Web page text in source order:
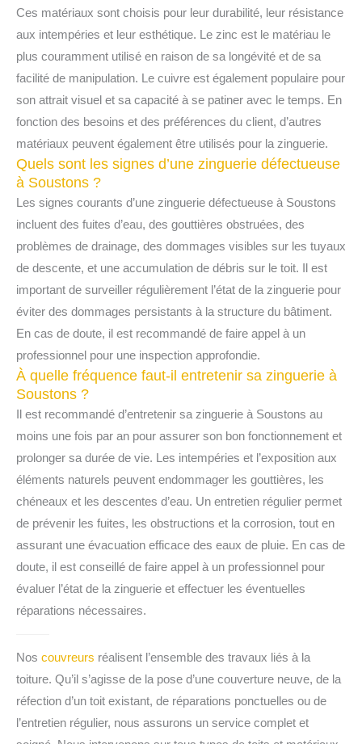
Ces matériaux sont choisis pour leur durabilité, leur résistance
aux intempéries et leur esthétique. Le zinc est le matériau le
plus couramment utilisé en raison de sa longévité et de sa
facilité de manipulation. Le cuivre est également populaire pour
son attrait visuel et sa capacité à se patiner avec le temps. En
fonction des besoins et des préférences du client, d’autres
matériaux peuvent également être utilisés pour la zinguerie.
Quels sont les signes d’une zinguerie défectueuse
à Soustons ?
Les signes courants d’une zinguerie défectueuse à Soustons
incluent des fuites d’eau, des gouttières obstruées, des
problèmes de drainage, des dommages visibles sur les tuyaux
de descente, et une accumulation de débris sur le toit. Il est
important de surveiller régulièrement l’état de la zinguerie pour
éviter des dommages persistants à la structure du bâtiment.
En cas de doute, il est recommandé de faire appel à un
professionnel pour une inspection approfondie.
À quelle fréquence faut-il entretenir sa zinguerie à
Soustons ?
Il est recommandé d’entretenir sa zinguerie à Soustons au
moins une fois par an pour assurer son bon fonctionnement et
prolonger sa durée de vie. Les intempéries et l’exposition aux
éléments naturels peuvent endommager les gouttières, les
chéneaux et les descentes d’eau. Un entretien régulier permet
de prévenir les fuites, les obstructions et la corrosion, tout en
assurant une évacuation efficace des eaux de pluie. En cas de
doute, il est conseillé de faire appel à un professionnel pour
évaluer l’état de la zinguerie et effectuer les éventuelles
réparations nécessaires.
Nos couvreurs réalisent l’ensemble des travaux liés à la
toiture. Qu’il s’agisse de la pose d’une couverture neuve, de la
réfection d’un toit existant, de réparations ponctuelles ou de
l’entretien régulier, nous assurons un service complet et